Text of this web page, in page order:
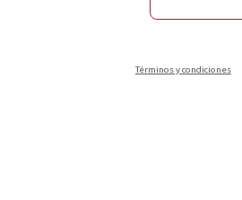
Términos y condiciones